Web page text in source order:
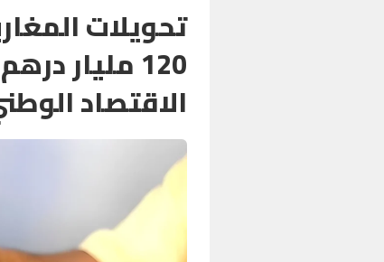
تحويلات
120 مليار
الاقتصاد